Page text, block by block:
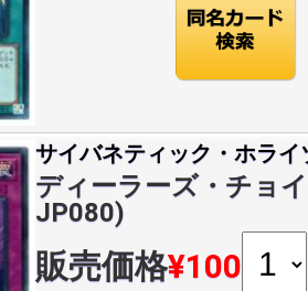
サイバネティック・ホライ
ディーラーズ・チョ
JP080)
販売価格¥100